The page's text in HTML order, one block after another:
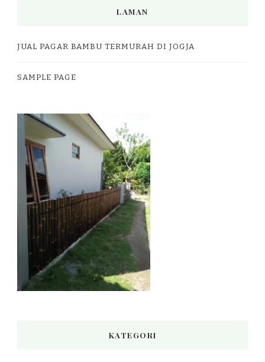
LAMAN
JUAL PAGAR BAMBU TERMURAH DI JOGJA
SAMPLE PAGE
KATEGORI